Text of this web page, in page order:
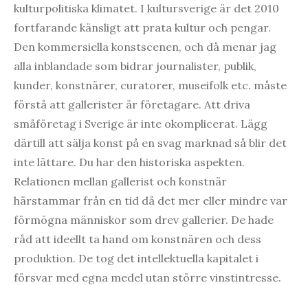
kulturpolitiska klimatet. I kultursverige är det 2010
fortfarande känsligt att prata kultur och pengar.
Den kommersiella konstscenen, och då menar jag
alla inblandade som bidrar journalister, publik,
kunder, konstnärer, curatorer, museifolk etc. måste
förstå att gallerister är företagare. Att driva
småföretag i Sverige är inte okomplicerat. Lägg
därtill att sälja konst på en svag marknad så blir det
inte lättare. Du har den historiska aspekten.
Relationen mellan gallerist och konstnär
härstammar från en tid då det mer eller mindre var
förmögna människor som drev gallerier. De hade
råd att ideellt ta hand om konstnären och dess
produktion. De tog det intellektuella kapitalet i
försvar med egna medel utan större vinstintresse.